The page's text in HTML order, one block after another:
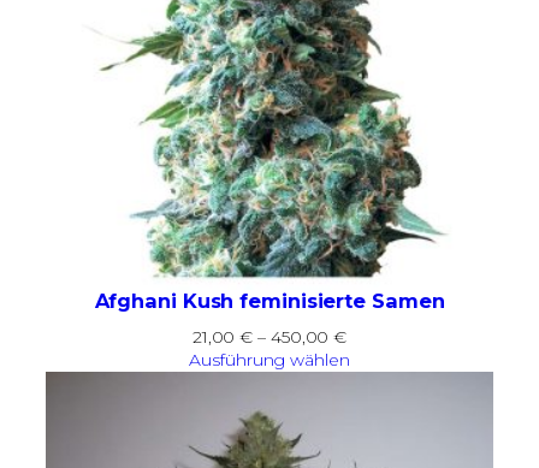
Afghani Kush feminisierte Samen
21,00€ – 450,00€Preisspanne:
21,00 €
Ausführung wählen